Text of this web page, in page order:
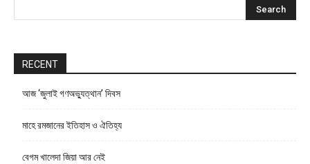
RECENT
আজ ‘জুলাই গণঅভ্যুত্থান’ দিবস
মাহে রমজানের ইতিহাস ও ঐতিহ্য
বেগম খালেদা জিয়া আর নেই